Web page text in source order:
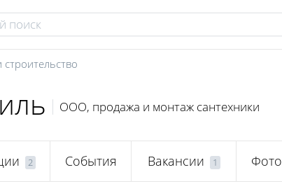
ООО, продажа и монтаж сантехники
2 События Вакансии 1 Фото